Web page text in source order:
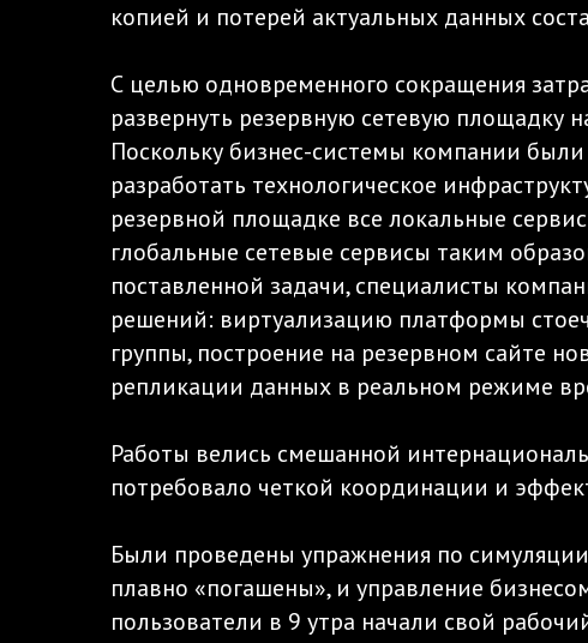
копией и потерей актуальных данных
С целью одновременного сокращения
развернуть резервную сетевую площадку
Поскольку бизнес-системы компании
разработать технологическое
резервной площадке все локальные
глобальные сетевые сервисы таким
поставленной задачи, специалисты
решений: виртуализацию платформы
группы, построение на резервном сайте
репликации данных в реальном режиме
Работы велись смешанной
потребовало четкой координации и
Были проведены упражнения по
плавно «погашены», и управление
пользователи в 9 утра начали свой